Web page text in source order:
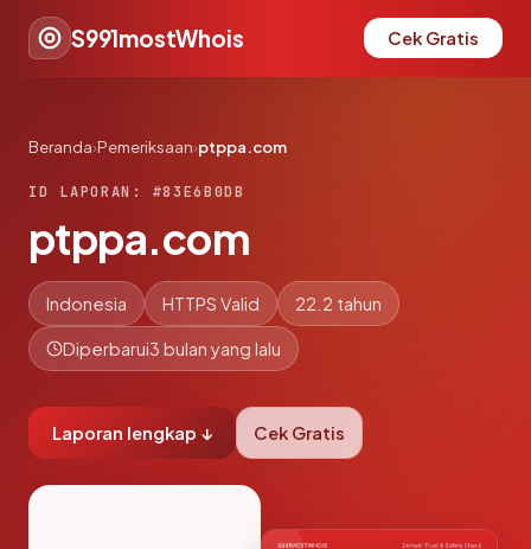
S991mostWhois Cek Gratis
Beranda›Pemeriksaan›ptppa.com
ID LAPORAN: #83E6B0DB
ptppa.com
Indonesia HTTPS Valid 22.2 tahun
Diperbarui3 bulan yang lalu
Laporan lengkap ↓ Cek Gratis